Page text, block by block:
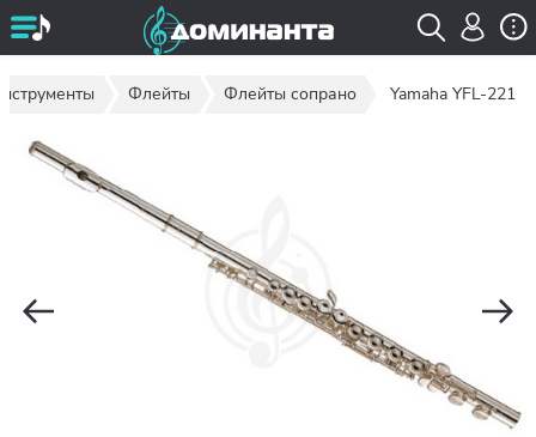
Флейты Флейты сопрано Yamaha YFL-221